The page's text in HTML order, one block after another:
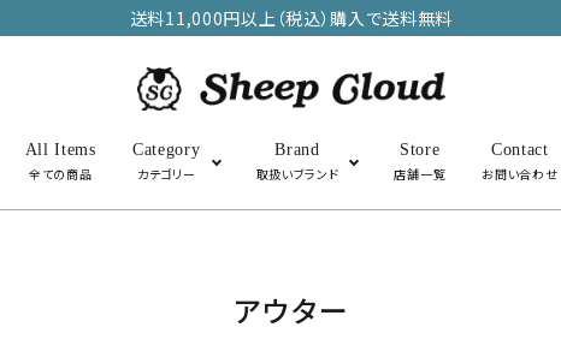
送料11,000円以上（税込）購入で送料無料
All Items
全ての商品
Category
カテゴリー
Brand
取扱いブランド
Store
店舗一覧
Contact
お問い合わせ
アウター